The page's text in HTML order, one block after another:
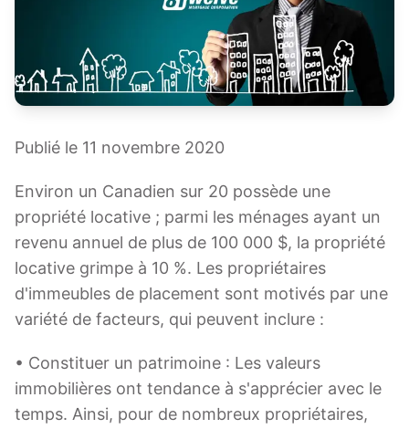
Publié le 11 novembre 2020
Environ un Canadien sur 20 possède une
propriété locative ; parmi les ménages ayant un
revenu annuel de plus de 100 000 $, la propriété
locative grimpe à 10 %. Les propriétaires
d'immeubles de placement sont motivés par une
variété de facteurs, qui peuvent inclure :
• Constituer un patrimoine : Les valeurs
immobilières ont tendance à s'apprécier avec le
temps. Ainsi, pour de nombreux propriétaires,